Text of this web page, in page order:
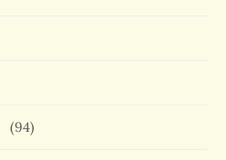
(94)